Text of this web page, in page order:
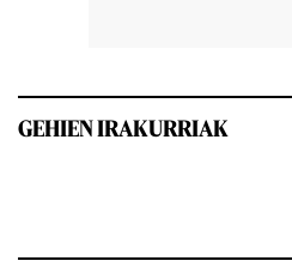
GEHIEN IRAKURRIAK